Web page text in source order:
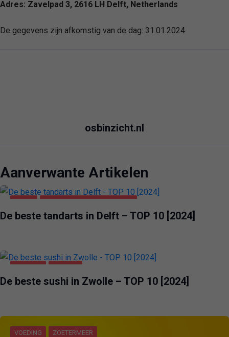
Adres: Zavelpad 3, 2616 LH Delft, Netherlands
De gegevens zijn afkomstig van de dag: 31.01.2024
osbinzicht.nl
Aanverwante Artikelen
De beste tandarts in Delft – TOP 10 [2024]
De beste sushi in Zwolle – TOP 10 [2024]
VOEDING ZOETERMEER